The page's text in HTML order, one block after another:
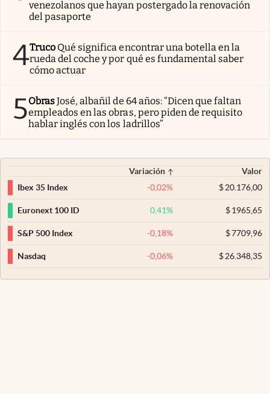
venezolanos que hayan postergado la renovación
del pasaporte
4Truco Qué significa encontrar una botella en la
rueda del coche y por qué es fundamental saber
cómo actuar
5ObrasJosé, albañil de 64 años: “Dicen que faltan
empleados en las obras, pero piden de requisito
hablar inglés con los ladrillos”
Variación
Valor
Ibex 35 Index
-0,02% $20.176,00
Euronext 100 ID 0,41% $1965,65
S&P 500 Index -0,18% $7709,96
Nasdaq -0,06% $26.348,35